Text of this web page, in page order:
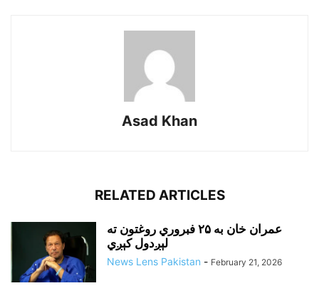
Asad Khan
RELATED ARTICLES
عمران خان به ۲۵ فبروري روغتون ته
لېږدول کېږي
News Lens Pakistan - February 21, 2026